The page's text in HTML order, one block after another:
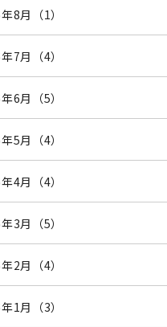
8月（1）
7月（4）
6月（5）
5月（4）
4月（4）
3月（5）
2月（4）
1月（3）